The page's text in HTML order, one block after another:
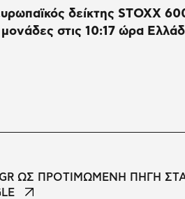
δείκτης STOXX
στις 10:17 ώρα
ΩΣ ΠΡΟΤΙΜΩΜΕΝΗ ΠΗΓΗ